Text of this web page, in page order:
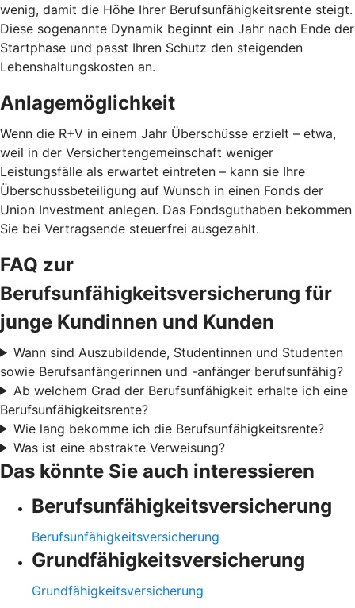
wenig, damit die Höhe Ihrer Berufsunfähigkeitsrente steigt.
Diese sogenannte Dynamik beginnt ein Jahr nach Ende der
Startphase und passt Ihren Schutz den steigenden
Lebenshaltungskosten an.
Anlagemöglichkeit
Wenn die R+V in einem Jahr Überschüsse erzielt – etwa,
weil in der Versichertengemeinschaft weniger
Leistungsfälle als erwartet eintreten – kann sie Ihre
Überschussbeteiligung auf Wunsch in einen Fonds der
Union Investment anlegen. Das Fondsguthaben bekommen
Sie bei Vertragsende steuerfrei ausgezahlt.
FAQ zur
Berufsunfähigkeitsversicherung für
junge Kundinnen und Kunden
Wann sind Auszubildende, Studentinnen und Studenten
sowie Berufsanfängerinnen und -anfänger berufsunfähig?
Ab welchem Grad der Berufsunfähigkeit erhalte ich eine
Berufsunfähigkeitsrente?
Wie lang bekomme ich die Berufsunfähigkeitsrente?
Was ist eine abstrakte Verweisung?
Das könnte Sie auch interessieren
Berufsunfähigkeitsversicherung
Berufsunfähigkeitsversicherung
Grundfähigkeitsversicherung
Grundfähigkeitsversicherung